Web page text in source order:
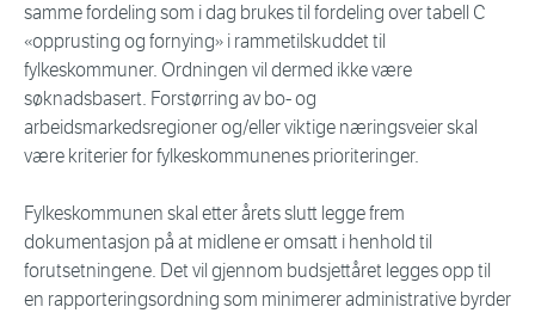
samme fordeling som i dag brukes til fordeling over tabell C
«opprusting og fornying» i rammetilskuddet til
fylkeskommuner. Ordningen vil dermed ikke være
søknadsbasert. Forstørring av bo- og
arbeidsmarkedsregioner og/eller viktige næringsveier skal
være kriterier for fylkeskommunenes prioriteringer.
Fylkeskommunen skal etter årets slutt legge frem
dokumentasjon på at midlene er omsatt i henhold til
forutsetningene. Det vil gjennom budsjettåret legges opp til
en rapporteringsordning som minimerer administrative byrder